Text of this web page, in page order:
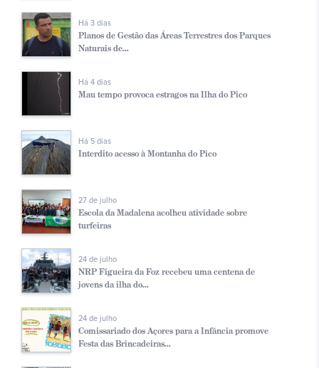
Há 3 dias
Planos de Gestão das Áreas Terrestres dos Parques
Naturais de...
Há 4 dias
Mau tempo provoca estragos na Ilha do Pico
Há 5 dias
Interdito acesso à Montanha do Pico
27 de julho
Escola da Madalena acolheu atividade sobre
turfeiras
24 de julho
NRP Figueira da Foz recebeu uma centena de
jovens da ilha do...
24 de julho
Comissariado dos Açores para a Infância promove
Festa das Brincadeiras...